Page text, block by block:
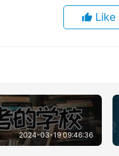
Like
2024-03-19 09:46:36